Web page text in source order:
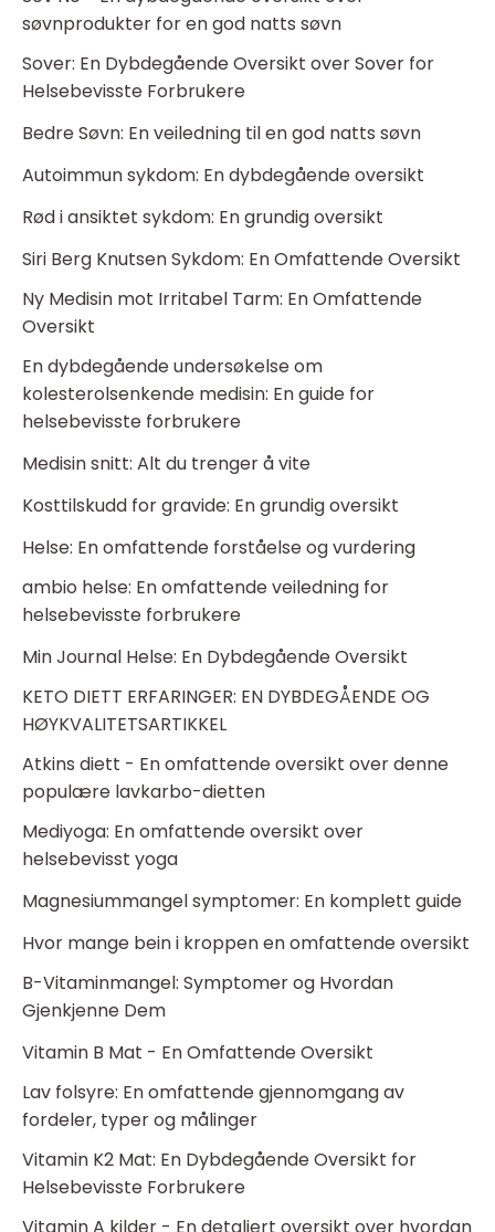
søvnprodukter for en god natts søvn
Sover: En Dybdegående Oversikt over Sover for
Helsebevisste Forbrukere
Bedre Søvn: En veiledning til en god natts søvn
Autoimmun sykdom: En dybdegående oversikt
Rød i ansiktet sykdom: En grundig oversikt
Siri Berg Knutsen Sykdom: En Omfattende Oversikt
Ny Medisin mot Irritabel Tarm: En Omfattende
Oversikt
En dybdegående undersøkelse om
kolesterolsenkende medisin: En guide for
helsebevisste forbrukere
Medisin snitt: Alt du trenger å vite
Kosttilskudd for gravide: En grundig oversikt
Helse: En omfattende forståelse og vurdering
ambio helse: En omfattende veiledning for
helsebevisste forbrukere
Min Journal Helse: En Dybdegående Oversikt
KETO DIETT ERFARINGER: EN DYBDEGÅENDE OG
HØYKVALITETSARTIKKEL
Atkins diett - En omfattende oversikt over denne
populære lavkarbo-dietten
Mediyoga: En omfattende oversikt over
helsebevisst yoga
Magnesiummangel symptomer: En komplett guide
Hvor mange bein i kroppen en omfattende oversikt
B-Vitaminmangel: Symptomer og Hvordan
Gjenkjenne Dem
Vitamin B Mat - En Omfattende Oversikt
Lav folsyre: En omfattende gjennomgang av
fordeler, typer og målinger
Vitamin K2 Mat: En Dybdegående Oversikt for
Helsebevisste Forbrukere